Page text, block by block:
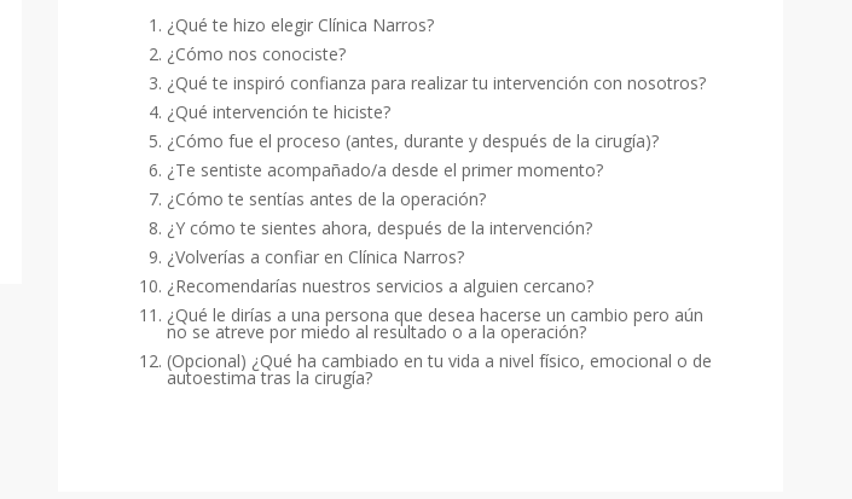
¿Qué te hizo elegir Clínica Narros?
¿Cómo nos conociste?
¿Qué te inspiró confianza para realizar tu intervención con nosotros?
¿Qué intervención te hiciste?
¿Cómo fue el proceso (antes, durante y después de la cirugía)?
¿Te sentiste acompañado/a desde el primer momento?
¿Cómo te sentías antes de la operación?
¿Y cómo te sientes ahora, después de la intervención?
¿Volverías a confiar en Clínica Narros?
¿Recomendarías nuestros servicios a alguien cercano?
¿Qué le dirías a una persona que desea hacerse un cambio pero aún
no se atreve por miedo al resultado o a la operación?
(Opcional) ¿Qué ha cambiado en tu vida a nivel físico, emocional o de
autoestima tras la cirugía?